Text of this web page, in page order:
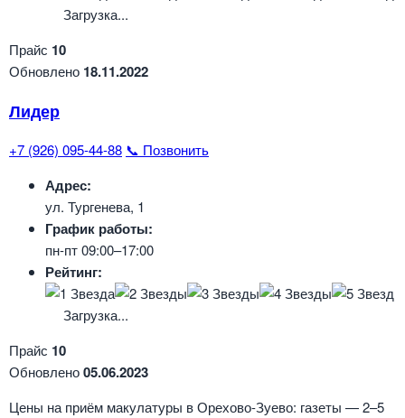
Загрузка...
Прайс 10
Обновлено 18.11.2022
Лидер
+7 (926) 095-44-88 📞 Позвонить
Адрес:
ул. Тургенева, 1
График работы:
пн-пт 09:00–17:00
Рейтинг:
Загрузка...
Прайс 10
Обновлено05.06.2023
Цены на приём макулатуры в Орехово-Зуево: газеты — 2–5